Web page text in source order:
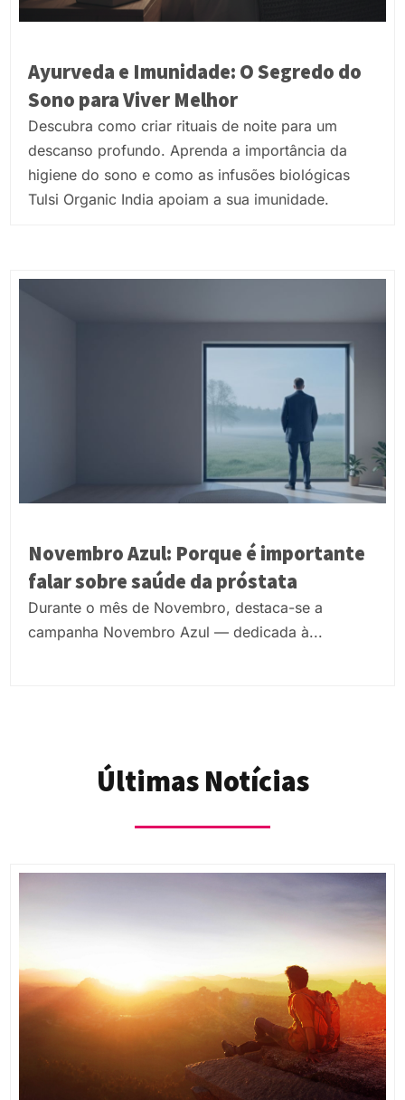
Ayurveda e Imunidade: O Segredo do
Sono para Viver Melhor
Descubra como criar rituais de noite para um
descanso profundo. Aprenda a importância da
higiene do sono e como as infusões biológicas
Tulsi Organic India apoiam a sua imunidade.
Novembro Azul: Porque é importante
falar sobre saúde da próstata
Durante o mês de Novembro, destaca-se a
campanha Novembro Azul — dedicada à...
Últimas Notícias